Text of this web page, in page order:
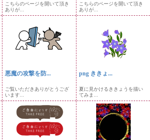
こちらのページを開いて頂き
ありが...
こちらのページを開いて頂き
ありが...
悪魔の攻撃を防...
ご覧いただきありがとうござ
います...
png ききょ...
夏に見かけるききょうを描い
てみま...